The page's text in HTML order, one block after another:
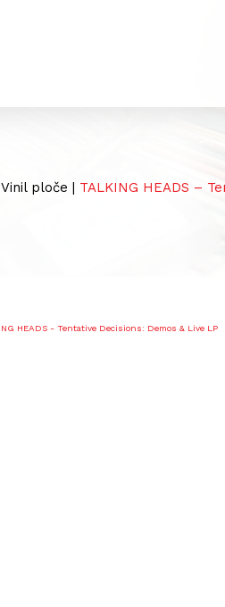
Vinil ploče | TALKING HEADS –